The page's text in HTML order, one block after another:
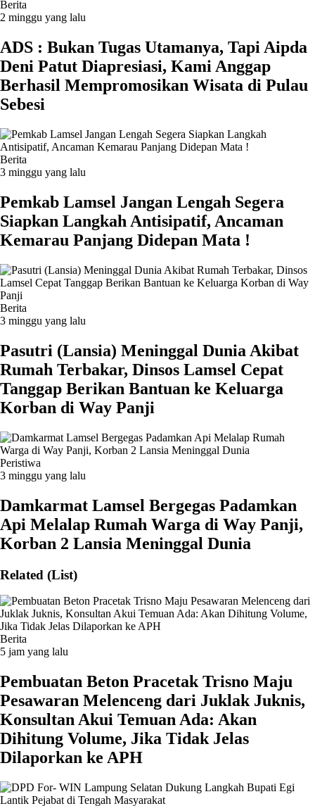
Berita
2 minggu yang lalu
ADS : Bukan Tugas Utamanya, Tapi Aipda
Deni Patut Diapresiasi, Kami Anggap
Berhasil Mempromosikan Wisata di Pulau
Sebesi
Berita
3 minggu yang lalu
Pemkab Lamsel Jangan Lengah Segera
Siapkan Langkah Antisipatif, Ancaman
Kemarau Panjang Didepan Mata !
Berita
3 minggu yang lalu
Pasutri (Lansia) Meninggal Dunia Akibat
Rumah Terbakar, Dinsos Lamsel Cepat
Tanggap Berikan Bantuan ke Keluarga
Korban di Way Panji
Peristiwa
3 minggu yang lalu
Damkarmat Lamsel Bergegas Padamkan
Api Melalap Rumah Warga di Way Panji,
Korban 2 Lansia Meninggal Dunia
Related (List)
Berita
5 jam yang lalu
Pembuatan Beton Pracetak Trisno Maju
Pesawaran Melenceng dari Juklak Juknis,
Konsultan Akui Temuan Ada: Akan
Dihitung Volume, Jika Tidak Jelas
Dilaporkan ke APH